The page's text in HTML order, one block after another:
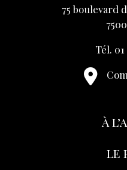
75 boulevard
Tél. 01
À
LE